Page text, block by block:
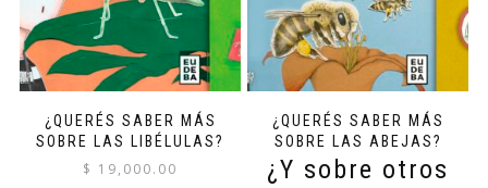
¿QUERÉS SABER MÁS
SOBRE LAS LIBÉLULAS?
$ 19,000.00
¿QUERÉS SABER MÁS
SOBRE LAS ABEJAS?
¿Y sobre otros